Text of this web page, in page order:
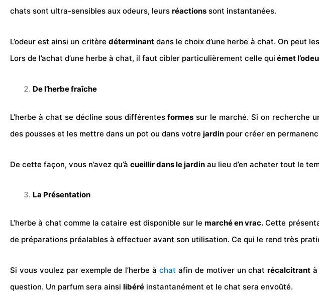
chats sont ultra-sensibles aux odeurs, leurs réactions sont instantanées.
L’odeur est ainsi un critère déterminantdans le choix d’une herbe à chat. On peut
Lors de l’achat d’une herbe à chat, il faut cibler particulièrement celle qui émet
De l’herbe fraîche
L’herbe à chat se décline sous différentesformes sur le marché. Si on recherche
des pousses et les mettre dans un pot ou dans votre jardin pour créer en
De cette façon, vous n’avez qu’à cueillir dans le jardin au lieu d’en acheter tout le
La Présentation
L’herbe à chat comme la cataire est disponible sur le marché en vrac. Cette
de préparations préalables à effectuer avant son utilisation. Ce qui le rend très
Si vous voulez par exemple de l’herbe à chat afin de motiver un chatrécalcitrant
question. Un parfum sera ainsi libéré instantanément et le chat sera envoûté.